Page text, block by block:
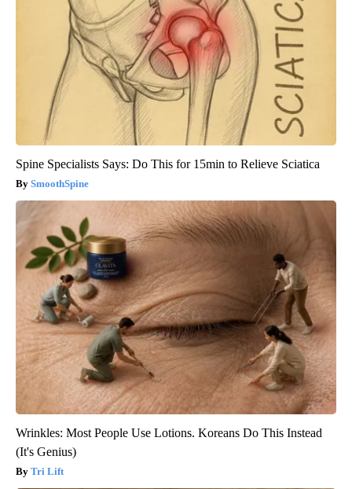
Spine Specialists Says: Do This for 15min to Relieve Sciatica
SmoothSpine
Wrinkles: Most People Use Lotions. Koreans Do This Instead
(It's Genius)
Tri Lift